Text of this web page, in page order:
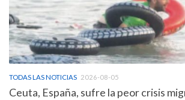
TODAS LAS NOTICIAS 2026-08-05
Ceuta, España, sufre la peor crisis